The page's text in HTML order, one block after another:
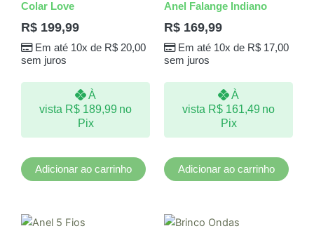
Colar Love
R$ 199,99
Em até 10x de R$20,00
sem juros
À
vista R$189,99 no
Pix
Adicionar ao carrinho
Anel Falange Indiano
R$ 169,99
Em até 10x de R$17,00
sem juros
À
vista R$161,49 no
Pix
Adicionar ao carrinho